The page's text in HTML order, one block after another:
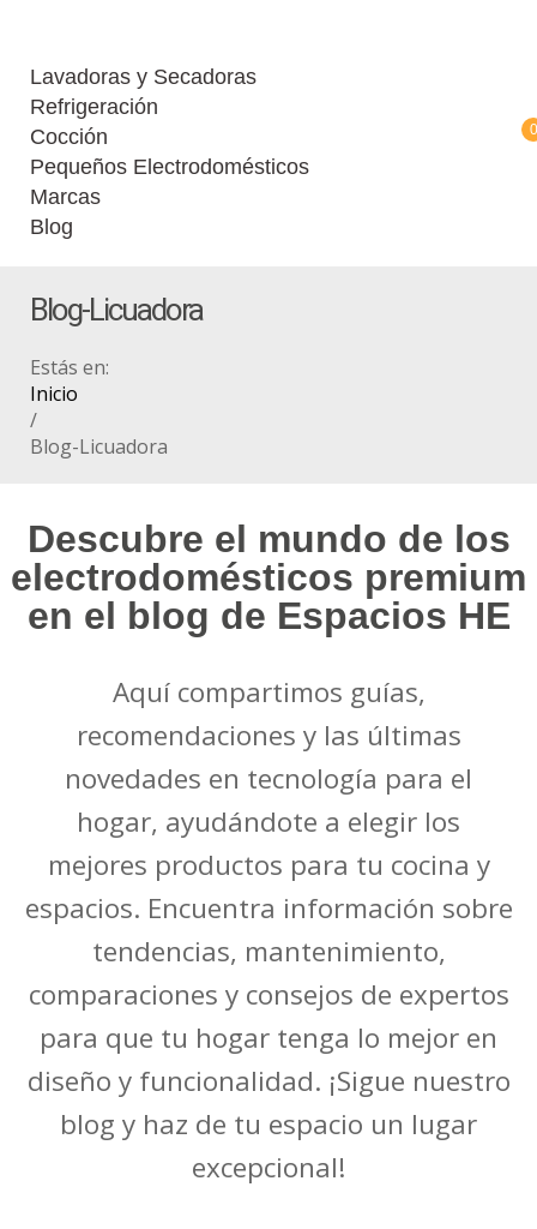
Lavadoras y Secadoras
Refrigeración
Cocción
Pequeños Electrodomésticos
Marcas
Blog
0
Blog-Licuadora
Estás en:
Inicio
/
Blog-Licuadora
Descubre el mundo de los
electrodomésticos premium
en el blog de Espacios HE
Aquí compartimos guías,
recomendaciones y las últimas
novedades en tecnología para el
hogar, ayudándote a elegir los
mejores productos para tu cocina y
espacios. Encuentra información sobre
tendencias, mantenimiento,
comparaciones y consejos de expertos
para que tu hogar tenga lo mejor en
diseño y funcionalidad. ¡Sigue nuestro
blog y haz de tu espacio un lugar
excepcional!